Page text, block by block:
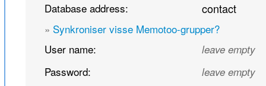
Database address:
contact
» Synkroniser visse Memotoo-grupper?
User name:
leave empty
Password: leave empty